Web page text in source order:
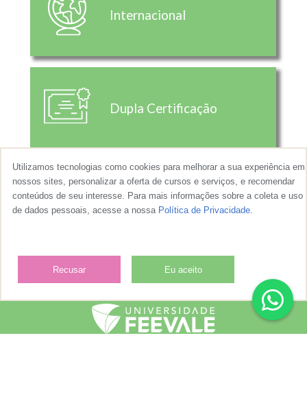
Utilizamos tecnologias como cookies para melhorar a sua experiência em
nossos sites, personalizar a oferta de cursos e serviços, e recomendar
conteúdos de seu interesse. Para mais informações sobre a coleta e uso
de dados pessoais, acesse a nossa Política de Privacidade.
Recusar Eu aceito
Internacional
Dupla Certificação
Masterclass